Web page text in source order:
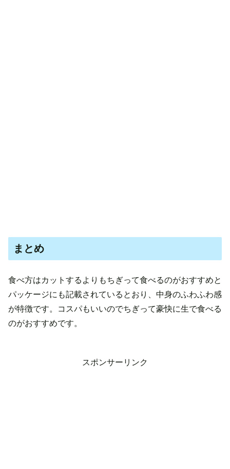
まとめ
食べ方はカットするよりもちぎって食べるのがおすすめと
パッケージにも記載されているとおり、中身のふわふわ感
が特徴です。コスパもいいのでちぎって豪快に生で食べる
のがおすすめです。
スポンサーリンク